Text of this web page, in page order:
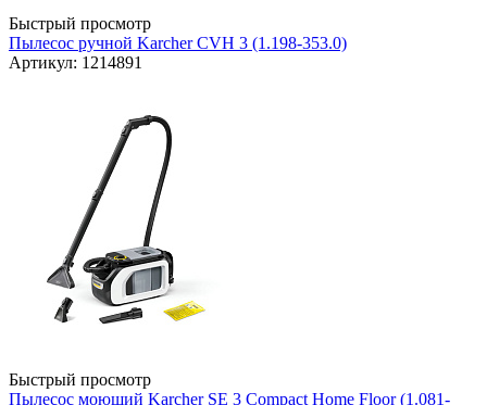
Быстрый просмотр
Пылесос ручной Karcher CVH 3 (1.198-353.0)
Артикул: 1214891
Быстрый просмотр
Пылесос моющий Karcher SE 3 Compact Home Floor (1.081-